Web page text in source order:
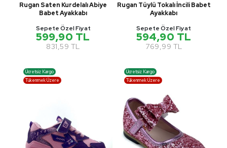
Rugan Saten Kurdelalı Abiye
Babet Ayakkabı
Sepete Özel Fiyat
599,90 TL
831,59 TL
Rugan Tüylü Tokalı İncili Babet
Ayakkabı
Sepete Özel Fiyat
594,90 TL
769,99 TL
Ücretsiz Kargo
Tükenmek Üzere
Ücretsiz Kargo
Tükenmek Üzere